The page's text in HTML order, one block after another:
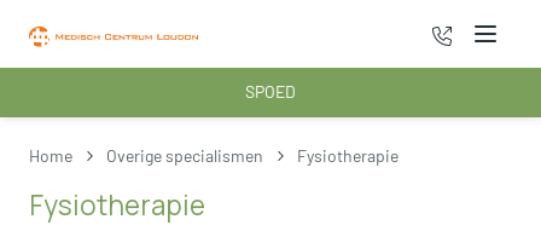
Menu
070 - 222
SPOED
Home Overige specialismen Fysiotherapie
Fysiotherapie